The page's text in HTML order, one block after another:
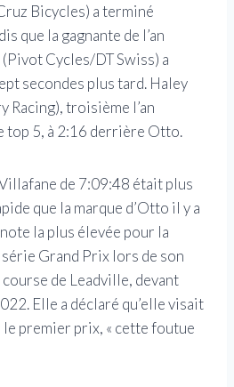
Bicycles) a terminé
que la gagnante de l’an
Cycles/DT Swiss) a
secondes plus tard. Haley
Racing), troisième l’an
top 5, à 2:16 derrière Otto.
de 7:09:48 était plus
que la marque d’Otto il y a
la plus élevée pour la
Grand Prix lors de son
course de Leadville, devant
Elle a déclaré qu’elle visait
premier prix, « cette foutue